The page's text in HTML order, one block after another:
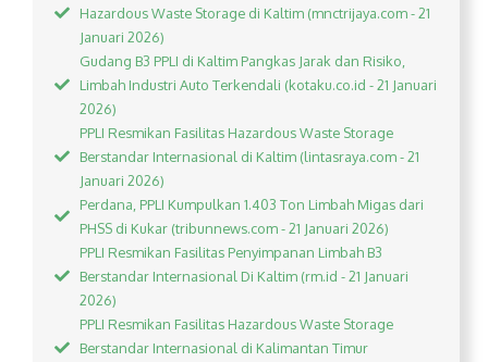
Hazardous Waste Storage di Kaltim (mnctrijaya.com - 21
Januari 2026)
Gudang B3 PPLI di Kaltim Pangkas Jarak dan Risiko,
Limbah Industri Auto Terkendali (kotaku.co.id - 21 Januari
2026)
PPLI Resmikan Fasilitas Hazardous Waste Storage
Berstandar Internasional di Kaltim (lintasraya.com - 21
Januari 2026)
Perdana, PPLI Kumpulkan 1.403 Ton Limbah Migas dari
PHSS di Kukar (tribunnews.com - 21 Januari 2026)
PPLI Resmikan Fasilitas Penyimpanan Limbah B3
Berstandar Internasional Di Kaltim (rm.id - 21 Januari
2026)
PPLI Resmikan Fasilitas Hazardous Waste Storage
Berstandar Internasional di Kalimantan Timur